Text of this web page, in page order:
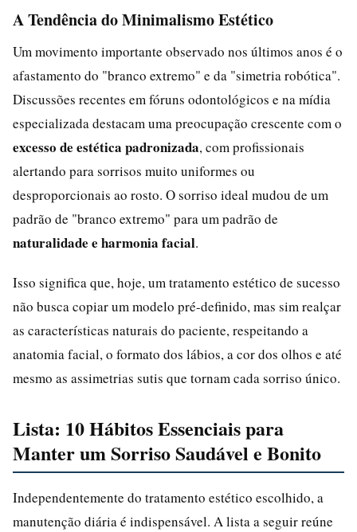
A Tendência do Minimalismo Estético
Um movimento importante observado nos últimos anos é o
afastamento do "branco extremo" e da "simetria robótica".
Discussões recentes em fóruns odontológicos e na mídia
especializada destacam uma preocupação crescente com o
excesso de estética padronizada, com profissionais
alertando para sorrisos muito uniformes ou
desproporcionais ao rosto. O sorriso ideal mudou de um
padrão de "branco extremo" para um padrão de
naturalidade e harmonia facial.
Isso significa que, hoje, um tratamento estético de sucesso
não busca copiar um modelo pré-definido, mas sim realçar
as características naturais do paciente, respeitando a
anatomia facial, o formato dos lábios, a cor dos olhos e até
mesmo as assimetrias sutis que tornam cada sorriso único.
Lista: 10 Hábitos Essenciais para
Manter um Sorriso Saudável e Bonito
Independentemente do tratamento estético escolhido, a
manutenção diária é indispensável. A lista a seguir reúne